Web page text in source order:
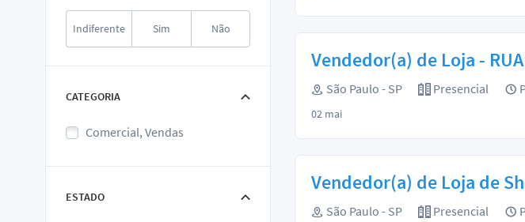
Indiferente Sim Não
CATEGORIA
Comercial, Vendas
ESTADO
Vendedor(a) de Loja - RUA
São Paulo - SP Presencial
02 mai
Vendedor(a) de Loja de
São Paulo - SP Presencial